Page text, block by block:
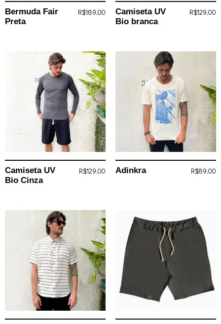
Bermuda Fair
Preta
R$189,00
Camiseta UV
Bio branca
R$129,00
Camiseta UV
Bio Cinza
R$129,00 Adinkra R$89,00